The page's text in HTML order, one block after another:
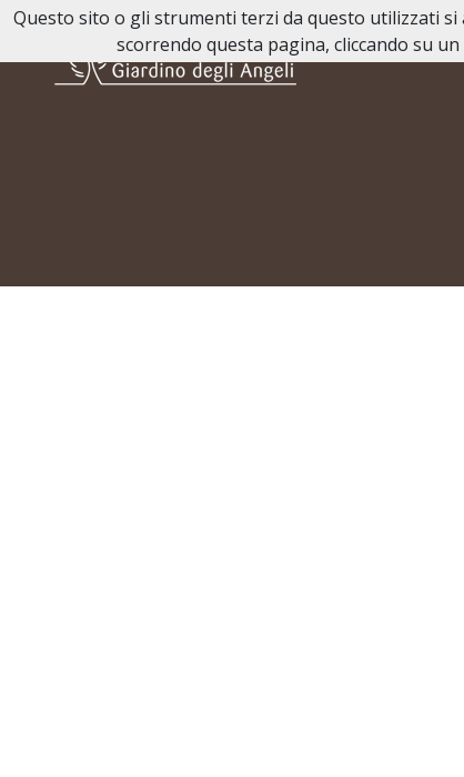
Questo sito o gli strumenti terzi da questo utilizzati
scorrendo questa pagina, cliccando su